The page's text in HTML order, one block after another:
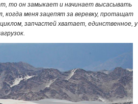
то он замыкает и начинает высасывать
когда меня зацепят за веревку, протащат
запчастей хватает, единственное, у